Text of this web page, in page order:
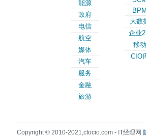
能源
政府
电信
航空
媒体
汽车
服务
金融
旅游
BPM
大数
企业
移动
CIO
Copyright © 2010-2021,ctocio.com - IT经理网